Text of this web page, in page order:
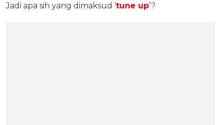
Jadi apa sih yang dimaksud ‘tune up’?